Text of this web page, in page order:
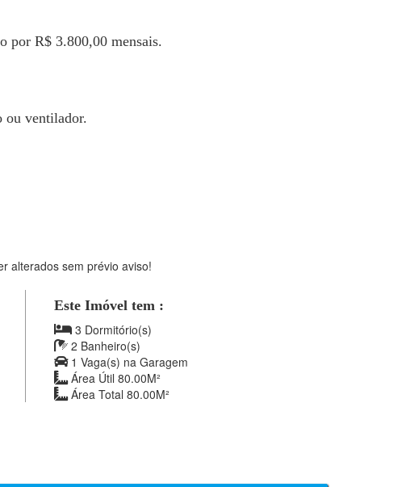
por R$ 3.800,00 mensais.
ou ventilador.
alterados sem prévio aviso!
Este Imóvel tem :
3 Dormitório(s)
2 Banheiro(s)
1 Vaga(s) na Garagem
Área Útil 80.00M²
Área Total 80.00M²